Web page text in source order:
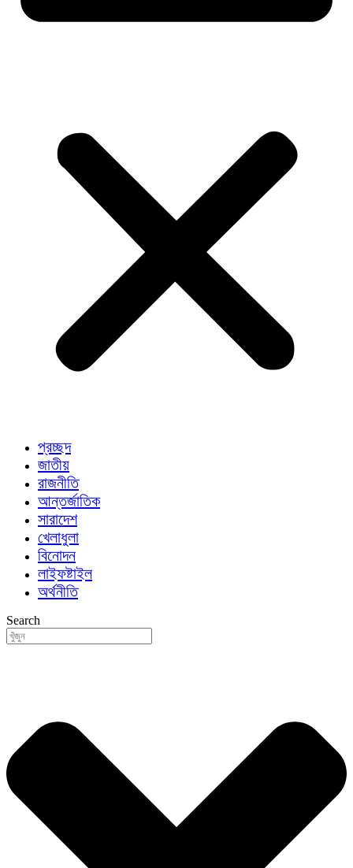
প্রচ্ছদ
জাতীয়
রাজনীতি
আন্তর্জাতিক
সারাদেশ
খেলাধুলা
বিনোদন
লাইফষ্টাইল
অর্থনীতি
Search